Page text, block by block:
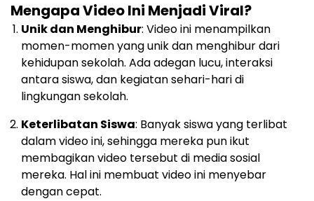
Mengapa Video Ini Menjadi Viral?
Unik dan Menghibur: Video ini menampilkan
momen-momen yang unik dan menghibur dari
kehidupan sekolah. Ada adegan lucu, interaksi
antara siswa, dan kegiatan sehari-hari di
lingkungan sekolah.
Keterlibatan Siswa: Banyak siswa yang terlibat
dalam video ini, sehingga mereka pun ikut
membagikan video tersebut di media sosial
mereka. Hal ini membuat video ini menyebar
dengan cepat.